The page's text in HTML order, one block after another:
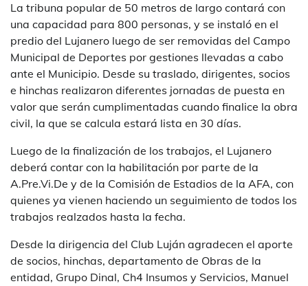
La tribuna popular de 50 metros de largo contará con
una capacidad para 800 personas, y se instaló en el
predio del Lujanero luego de ser removidas del Campo
Municipal de Deportes por gestiones llevadas a cabo
ante el Municipio. Desde su traslado, dirigentes, socios
e hinchas realizaron diferentes jornadas de puesta en
valor que serán cumplimentadas cuando finalice la obra
civil, la que se calcula estará lista en 30 días.
Luego de la finalización de los trabajos, el Lujanero
deberá contar con la habilitación por parte de la
A.Pre.Vi.De y de la Comisión de Estadios de la AFA, con
quienes ya vienen haciendo un seguimiento de todos los
trabajos realzados hasta la fecha.
Desde la dirigencia del Club Luján agradecen el aporte
de socios, hinchas, departamento de Obras de la
entidad, Grupo Dinal, Ch4 Insumos y Servicios, Manuel